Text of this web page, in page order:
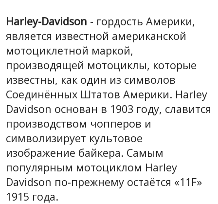
Harley-Davidson - гордость Америки,
является известной американской
мотоциклетной маркой,
производящей мотоциклы, которые
известны, как один из символов
Соединённых Штатов Америки. Harley
Davidson основан в 1903 году, славится
производством чопперов и
символизирует культовое
изображение байкера. Самым
популярным мотоциклом Harley
Davidson по-прежнему остаётся «11F»
1915 года.